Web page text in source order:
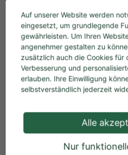
DJV-
24,90 €
Preise inkl. MwSt. zzgl.
In den
Auf unserer Website werden
eingesetzt, um grundlegende
gewährleisten. Um Ihren
angenehmer gestalten zu
zusätzlich auch die Cookies für
Verbesserung und
erlauben. Ihre Einwilligung
selbstverständlich jederzeit
Alle
Nur